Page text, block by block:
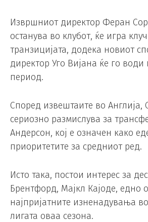
Извршниот директор Феран
останува во клубот, ќе игра
транзицијата, додека новиот
директор Уго Вијана ќе го
период.
Според извештаите во Англија,
сериозно размислува за
Андерсон, кој е означен како
приоритетите за средниот ред.
Исто така, постои интерес за
Брентфорд, Мајкл Кајоде, едно
најпријатните изненадувања
лигата оваа сезона.